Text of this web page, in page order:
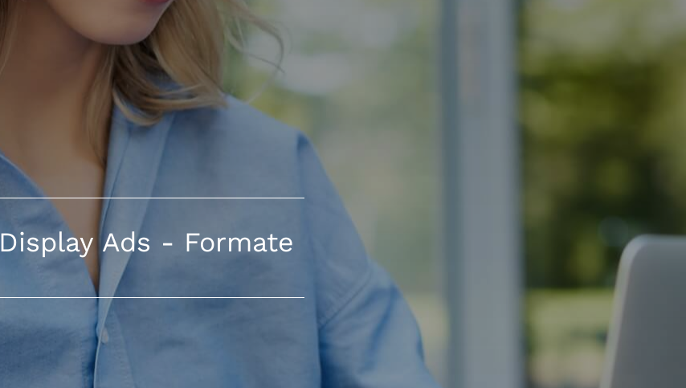
Display Ads - Formate